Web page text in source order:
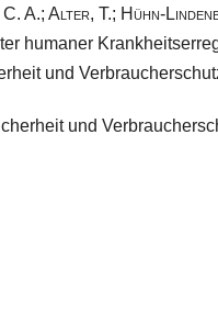
C. A.; Alter, T.; Hühn-
humaner
und
und